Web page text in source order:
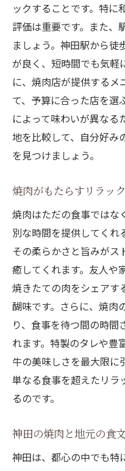
口どけの良さ
神田駅の焼肉
和牛焼肉の美
神田駅での焼
焼肉の食べ方
特製タレが引き立
しさ
タレの種類とそ
特製タレが作り
タレによる味
神田駅で味わ
焼肉の楽しさ
神田駅の焼肉店で
神田駅の焼肉
焼肉と共に過
贅沢なひとと
神田駅での格
焼肉と組み合
ックすることです。特に
評価は重要です。また、
ましょう。神田駅から徒
が良く、短時間でも気軽
に、焼肉店が提供するメ
て、予算に合った店を選
によって味わいが異なる
地を比較して、自分好み
を見つけましょう。
焼肉がもたらすリラッ
焼肉はただの食事ではな
別な時間を提供してくれ
その柔らかさと旨みがス
癒してくれます。友人や
焼きたての肉をシェアす
醐味です。さらに、焼肉
り、食事を待つ間の時間
れます。特製のタレや豊
牛の美味しさを最大限に
単なる食事を超えたリラ
るのです。
神田の焼肉と地元の食
神田は、都心の中でも特